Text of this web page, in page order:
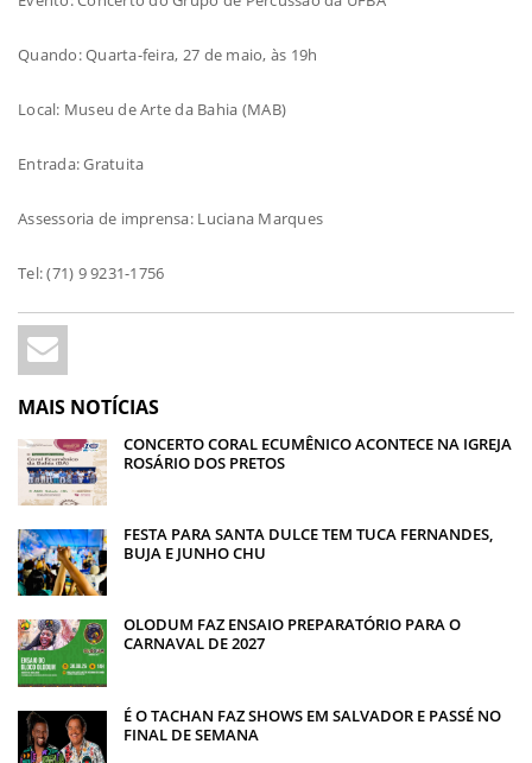
Quando: Quarta-feira, 27 de maio, às 19h
Local: Museu de Arte da Bahia (MAB)
Entrada: Gratuita
Assessoria de imprensa: Luciana Marques
Tel: (71) 9 9231-1756
MAIS NOTÍCIAS
CONCERTO CORAL ECUMÊNICO ACONTECE NA IGREJA
ROSÁRIO DOS PRETOS
FESTA PARA SANTA DULCE TEM TUCA FERNANDES,
BUJA E JUNHO CHU
OLODUM FAZ ENSAIO PREPARATÓRIO PARA O
CARNAVAL DE 2027
É O TACHAN FAZ SHOWS EM SALVADOR E PASSÉ NO
FINAL DE SEMANA